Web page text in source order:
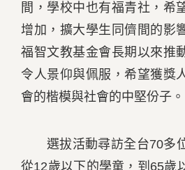
間，學校中也有福青社，希
增加，擴大學生同儕間的影
福智文教基金會長期以來推
令人景仰與佩服，希望獲獎
會的楷模與社會的中堅份子。
選拔活動尋訪全台70多
從12歲以下的學童，到65歲